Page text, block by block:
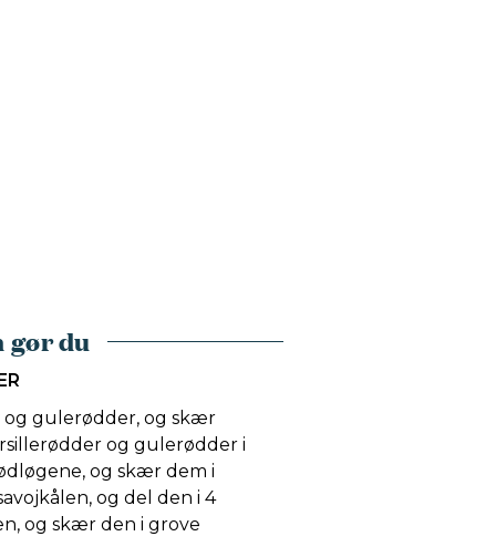
gør du
gulerødder, og skær
og gulerødder i
og skær dem i
og del den i 4
og skær den i grove